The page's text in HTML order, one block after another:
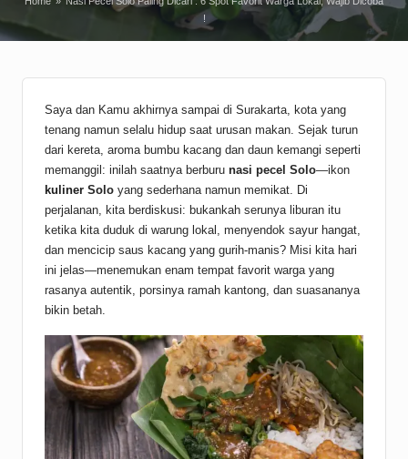
!
Saya dan Kamu akhirnya sampai di Surakarta, kota yang
tenang namun selalu hidup saat urusan makan. Sejak turun
dari kereta, aroma bumbu kacang dan daun kemangi seperti
memanggil: inilah saatnya berburu nasi pecel Solo—ikon
kuliner Solo yang sederhana namun memikat. Di
perjalanan, kita berdiskusi: bukankah serunya liburan itu
ketika kita duduk di warung lokal, menyendok sayur hangat,
dan mencicip saus kacang yang gurih-manis? Misi kita hari
ini jelas—menemukan enam tempat favorit warga yang
rasanya autentik, porsinya ramah kantong, dan suasananya
bikin betah.